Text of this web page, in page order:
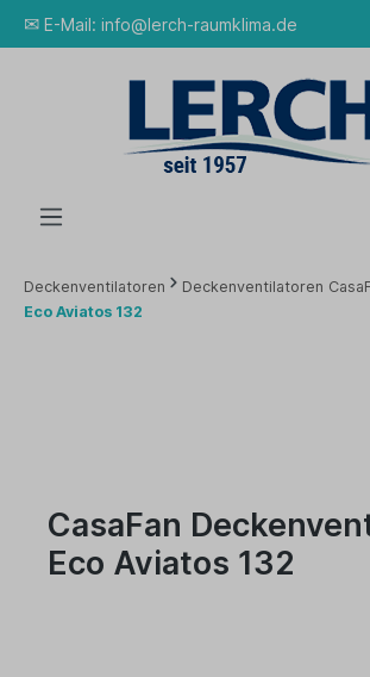
✉ E-Mail: info@lerch-raumklima.de
Deckenventilatoren Deckenventilatoren
Eco Aviatos 132
CasaFan
Eco Aviatos 132